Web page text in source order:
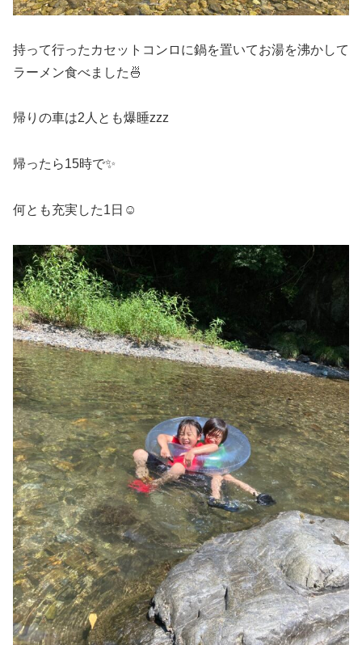
持って行ったカセットコンロに鍋を置いてお湯を沸かして
ラーメン食べました🍜
帰りの車は2人とも爆睡zzz
帰ったら15時で✨
何とも充実した1日☺︎